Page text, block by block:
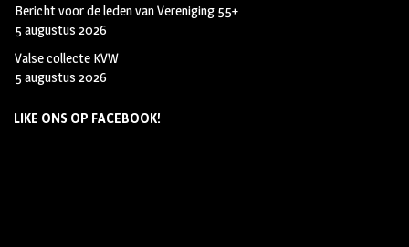
Bericht voor de leden van Vereniging 55+
5 augustus 2026
Valse collecte KVW
5 augustus 2026
LIKE ONS OP FACEBOOK!